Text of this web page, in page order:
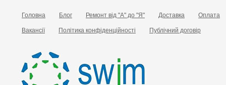
Головна Блог Ремонт від "А" до "Я" Доставка Оплата
Вакансії Політика конфіденційності Публічний договір